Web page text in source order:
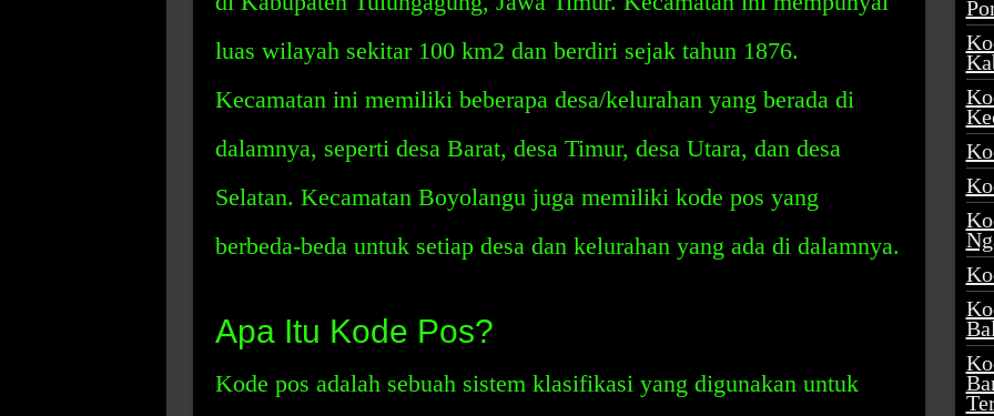
luas wilayah sekitar 100 km2 dan berdiri sejak tahun 1876.
Kecamatan ini memiliki beberapa desa/kelurahan yang berada di
dalamnya, seperti desa Barat, desa Timur, desa Utara, dan desa
Selatan. Kecamatan Boyolangu juga memiliki kode pos yang
berbeda-beda untuk setiap desa dan kelurahan yang ada di dalamnya.
Apa Itu Kode Pos?
Kode pos adalah sebuah sistem klasifikasi yang digunakan untuk